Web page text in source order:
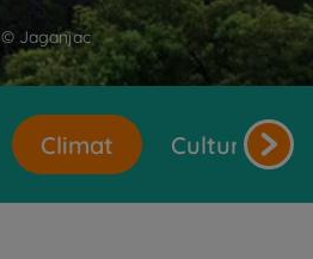
© Jaganjac
Climat Cultures et